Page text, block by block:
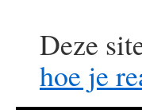
Deze
hoe je